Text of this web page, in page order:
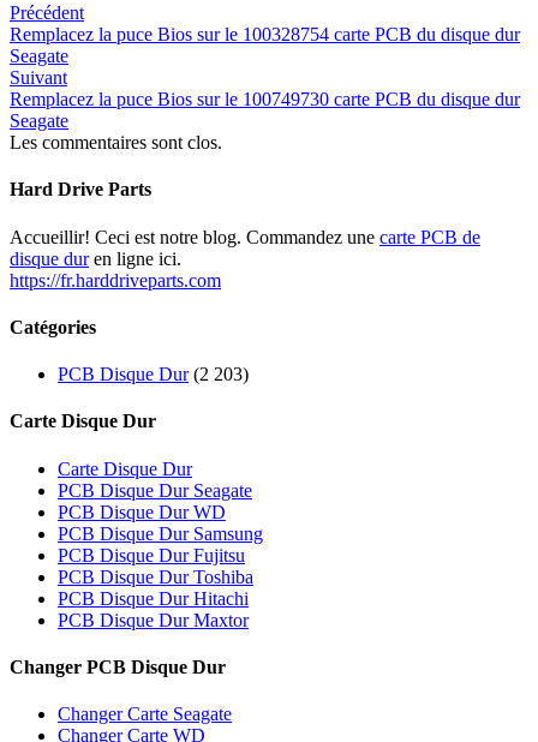
Précédent
Remplacez la puce Bios sur le 100328754 carte PCB du disque dur
Seagate
Suivant
Remplacez la puce Bios sur le 100749730 carte PCB du disque dur
Seagate
Les commentaires sont clos.
Hard Drive Parts
Accueillir! Ceci est notre blog. Commandez une carte PCB de
disque duren ligne ici.
https://fr.harddriveparts.com
Catégories
PCB Disque Dur(2 203)
Carte Disque Dur
Carte Disque Dur
PCB Disque Dur Seagate
PCB Disque Dur WD
PCB Disque Dur Samsung
PCB Disque Dur Fujitsu
PCB Disque Dur Toshiba
PCB Disque Dur Hitachi
PCB Disque Dur Maxtor
Changer PCB Disque Dur
Changer Carte Seagate
Changer Carte WD